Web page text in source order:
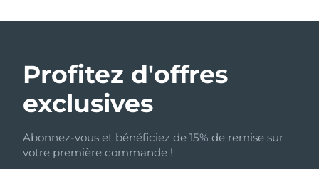
Profitez d'offres
exclusives
Abonnez-vous et bénéficiez de 15% de remise sur
votre première commande !